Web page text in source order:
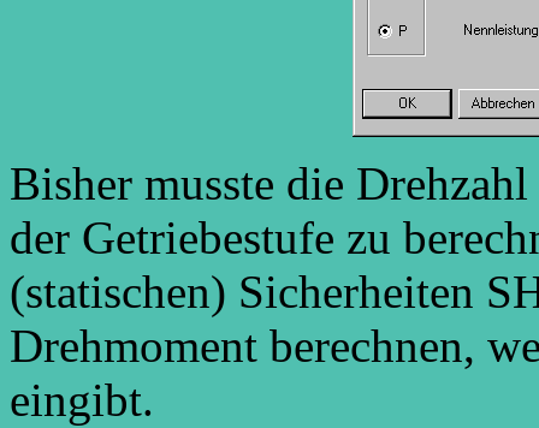
Bisher musste die
der Getriebestufe zu
(statischen) Sicherheiten
Drehmoment berechnen,
eingibt.